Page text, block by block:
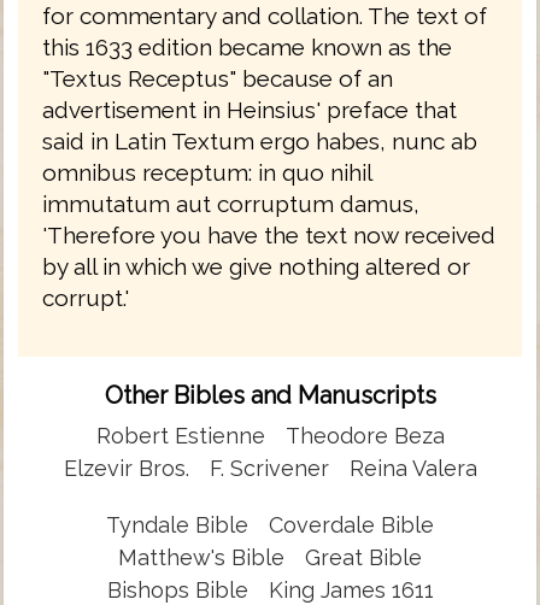
for commentary and collation. The text of
this 1633 edition became known as the
"Textus Receptus" because of an
advertisement in Heinsius' preface that
said in Latin Textum ergo habes, nunc ab
omnibus receptum: in quo nihil
immutatum aut corruptum damus,
'Therefore you have the text now received
by all in which we give nothing altered or
corrupt.'
Other Bibles and Manuscripts
Robert Estienne
Theodore Beza
Elzevir Bros.
F. Scrivener Reina Valera
Tyndale Bible
Coverdale Bible
Matthew's Bible
Great Bible
Bishops Bible
King James 1611